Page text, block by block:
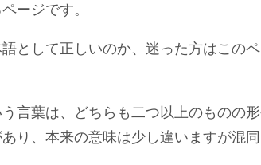
ージです。
として正しいのか、迷った方はこの
う言葉は、どちらも二つ以上のものの
り、本来の意味は少し違いますが混